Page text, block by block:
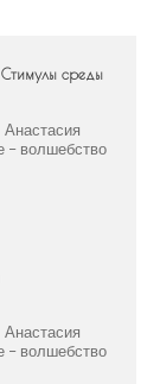
среды
– волшебство
– волшебство